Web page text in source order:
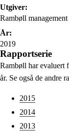
Utgiver:
Rambøll management
År:
2019
Rapportserie
Rambøll har evaluert
år. Se også de andre
2015
2014
2013